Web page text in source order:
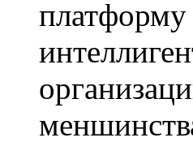
платформу